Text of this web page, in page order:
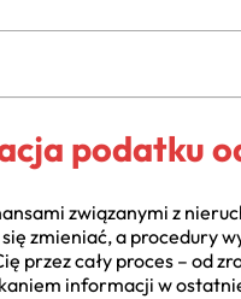
podatku
związanymi z
zmieniać, a procedury
przez cały proces – od
informacji w